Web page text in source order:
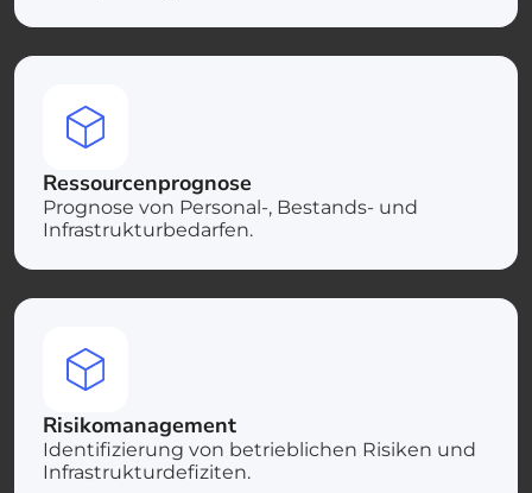
Ressourcenprognose
Prognose von Personal-, Bestands- und
Infrastrukturbedarfen.
Risikomanagement
Identifizierung von betrieblichen Risiken und
Infrastrukturdefiziten.